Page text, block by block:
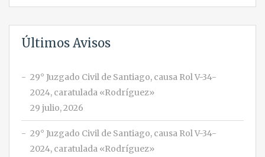
Últimos Avisos
29° Juzgado Civil de Santiago, causa Rol V-34-
2024, caratulada «Rodríguez»
29 julio, 2026
29° Juzgado Civil de Santiago, causa Rol V-34-
2024, caratulada «Rodríguez»